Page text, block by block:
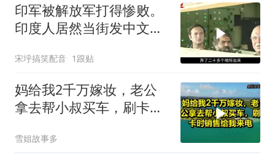
印军被解放军打得惨败。
印度人居然当街发中文教
宋垀搞笑配音 1跟贴
妈给我2千万嫁妆，老公
拿去帮小叔买车，刷卡时
雪姐故事多